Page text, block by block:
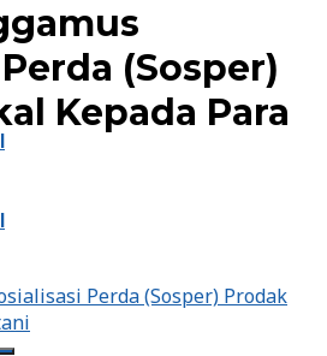
(Sosper)
Kepada Para